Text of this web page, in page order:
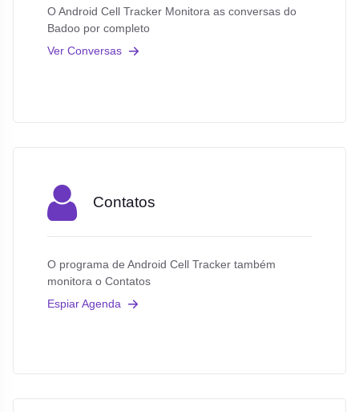
O Android Cell Tracker Monitora as conversas do
Badoo por completo
Ver Conversas
Contatos
O programa de Android Cell Tracker também
monitora o Contatos
Espiar Agenda